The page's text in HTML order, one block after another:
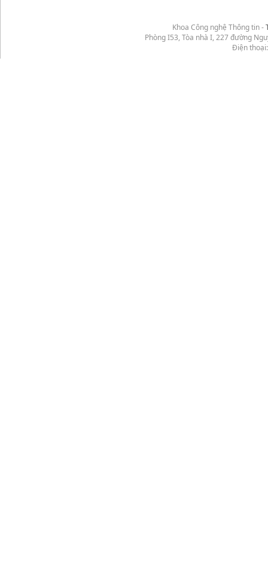
Khoa Công nghệ Thông tin -
Phòng I53, Tòa nhà I, 227 đường
Điện